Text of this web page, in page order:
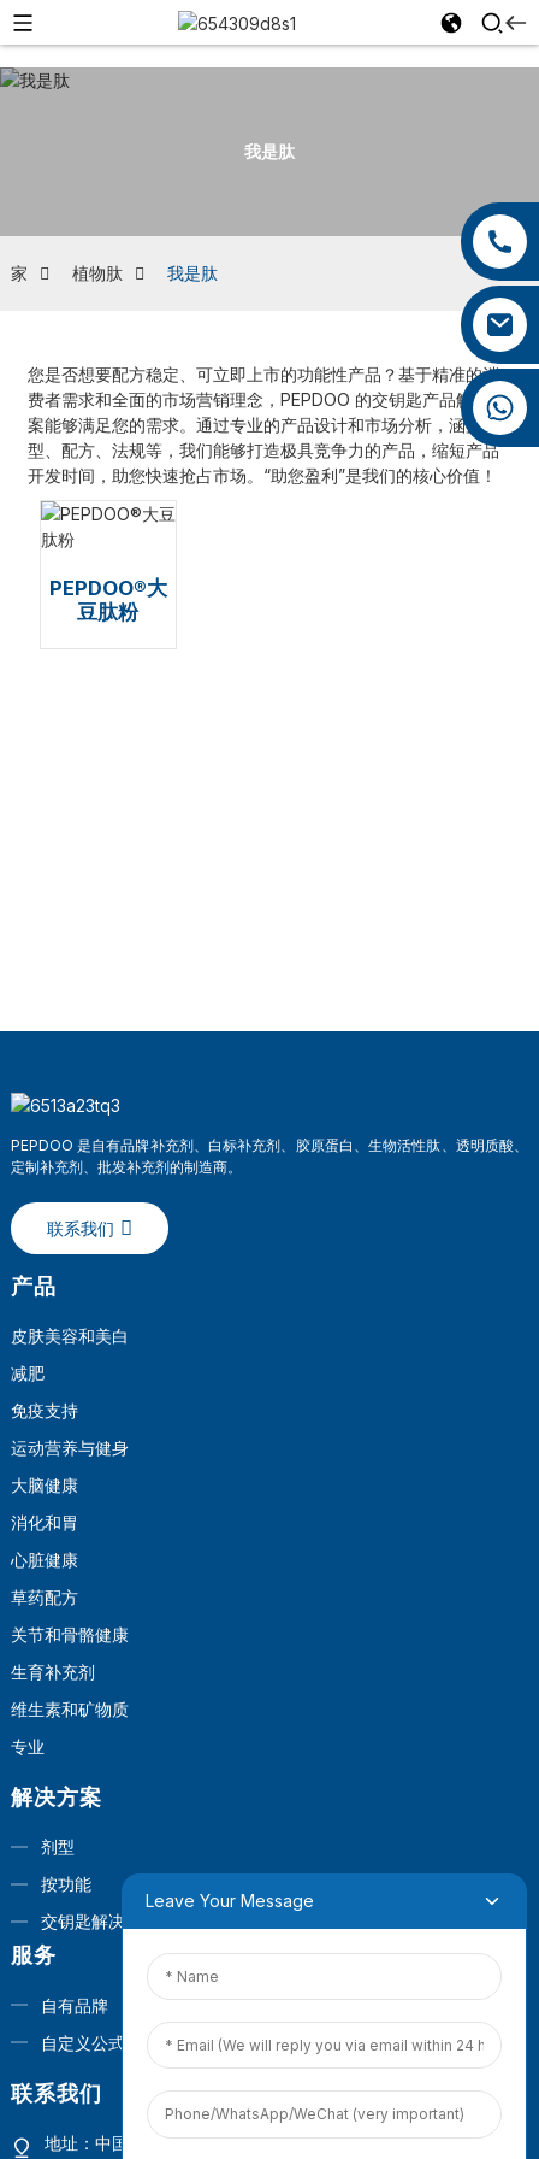
+86 13959222339
+86 18965423693
我是肽
家 植物肽 我是肽
您是否想要配方稳定、可立即上市的功能性产品？基于精准的消
费者需求和全面的市场营销理念，PEPDOO 的交钥匙产品解决方
案能够满足您的需求。通过专业的产品设计和市场分析，涵盖剂
型、配方、法规等，我们能够打造极具竞争力的产品，缩短产品
开发时间，助您快速抢占市场。“助您盈利”是我们的核心价值！
PEPDOO®大
豆肽粉
PEPDOO 是自有品牌补充剂、白标补充剂、胶原蛋白、生物活性肽、透明质酸、
定制补充剂、批发补充剂的制造商。
联系我们
产品
皮肤美容和美白
减肥
免疫支持
运动营养与健身
大脑健康
消化和胃
心脏健康
草药配方
关节和骨骼健康
生育补充剂
维生素和矿物质
专业
解决方案
剂型
按功能
交钥匙解决方案
服务
自有品牌
自定义公式
联系我们
地址：中国福建省厦门市观音山商业营运中心1号楼4楼
Leave Your Message